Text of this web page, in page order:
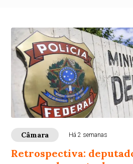
Câmara Há 2 semanas
Retrospectiva: